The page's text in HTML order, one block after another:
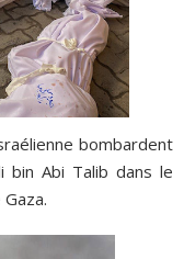
bombardent
bin Abi Talib dans le